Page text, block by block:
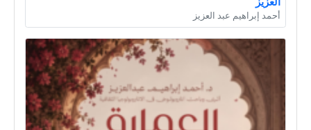
أحمد إبراهيم عبد العزيز